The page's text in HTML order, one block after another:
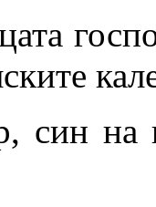
син на